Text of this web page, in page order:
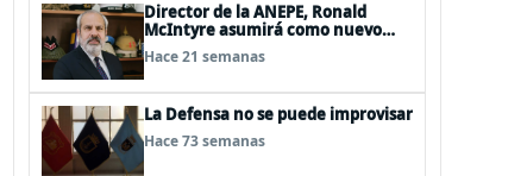
Director de la ANEPE, Ronald
McIntyre asumirá como nuevo
director de la ANI
Hace 21 semanas
La Defensa no se puede improvisar
Hace 73 semanas